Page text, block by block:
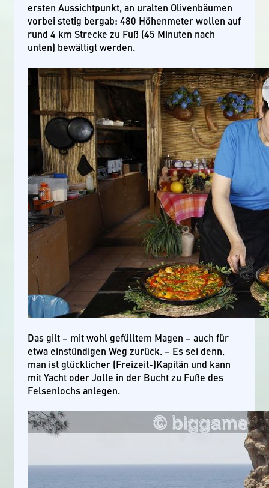
ersten Aussichtpunkt, an uralten Olivenbäumen
vorbei stetig bergab: 480 Höhenmeter wollen auf
rund 4 km Strecke zu Fuß (45 Minuten nach
unten) bewältigt werden.
Das gilt – mit wohl gefülltem Magen – auch für
etwa einstündigen Weg zurück. – Es sei denn,
man ist glücklicher (Freizeit-)Kapitän und kann
mit Yacht oder Jolle in der Bucht zu Fuße des
Felsenlochs anlegen.